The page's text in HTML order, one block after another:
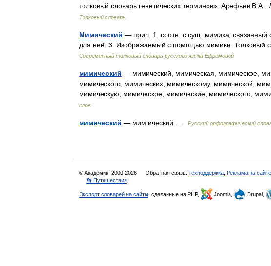
толковый словарь генетических терминов». Арефьев
Толковый словарь.
Мимический — прил. 1. соотн. с сущ. мимика, связанный
для неё. 3. Изображаемый с помощью мимики.
Современный толковый словарь русского языка Ефремовой
мимический — мимический, мимическая, мимическое,
мимического, мимических, мимическому, мимической,
мимическую, мимическое, мимические, мимического,
слов
мимический — мим ический … Русский орфографический
© Академик, 2000-2026 Обратная связь: Техподдержка Реклама на сайте
👣 Путешествия
Экспорт словарей на сайты , сделанные на PHP, Joomla, Drupal,